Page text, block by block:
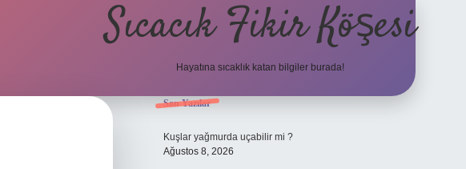
Sıcacık Fikir Köşesi
Hayatına sıcaklık katan bilgiler burada!
Sidebar
Son Yazılar
Kuşlar yağmurda uçabilir mi ?
Ağustos 8, 2026